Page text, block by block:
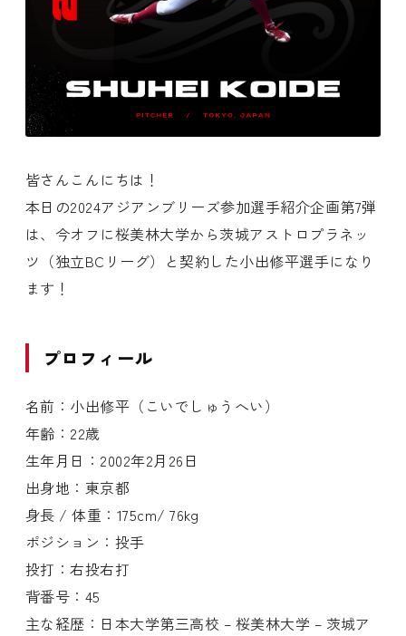
皆さんこんにちは！
本日の2024アジアンブリーズ参加選手紹介企画第7弾
は、今オフに桜美林大学から茨城アストロプラネッ
ツ（独立BCリーグ）と契約した小出修平選手になり
ます！
プロフィール
名前：小出修平（こいでしゅうへい）
年齢：22歳
生年月日：2002年2月26日
出身地：東京都
身長 / 体重：175cm/ 76kg
ポジション：投手
投打：右投右打
背番号：45
主な経歴：日本大学第三高校 – 桜美林大学 – 茨城ア